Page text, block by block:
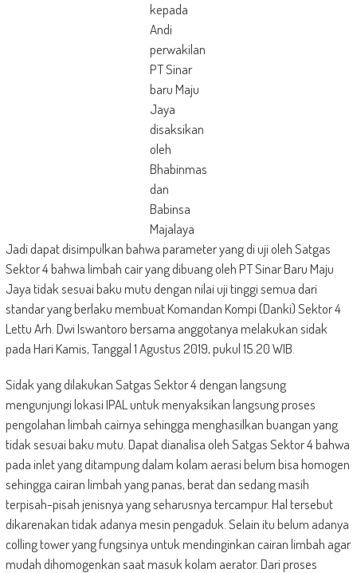
kepada
Andi
perwakilan
PT Sinar
baru Maju
Jaya
disaksikan
oleh
Bhabinmas
dan
Babinsa
Majalaya
Jadi dapat disimpulkan bahwa parameter yang di uji oleh Satgas
Sektor 4 bahwa limbah cair yang dibuang oleh PT Sinar Baru Maju
Jaya tidak sesuai baku mutu dengan nilai uji tinggi semua dari
standar yang berlaku membuat Komandan Kompi (Danki) Sektor 4
Lettu Arh. Dwi Iswantoro bersama anggotanya melakukan sidak
pada Hari Kamis, Tanggal 1 Agustus 2019, pukul 15.20 WIB.
Sidak yang dilakukan Satgas Sektor 4 dengan langsung
mengunjungi lokasi IPAL untuk menyaksikan langsung proses
pengolahan limbah cairnya sehingga menghasilkan buangan yang
tidak sesuai baku mutu. Dapat dianalisa oleh Satgas Sektor 4 bahwa
pada inlet yang ditampung dalam kolam aerasi belum bisa homogen
sehingga cairan limbah yang panas, berat dan sedang masih
terpisah-pisah jenisnya yang seharusnya tercampur. Hal tersebut
dikarenakan tidak adanya mesin pengaduk. Selain itu belum adanya
colling tower yang fungsinya untuk mendinginkan cairan limbah agar
mudah dihomogenkan saat masuk kolam aerator. Dari proses